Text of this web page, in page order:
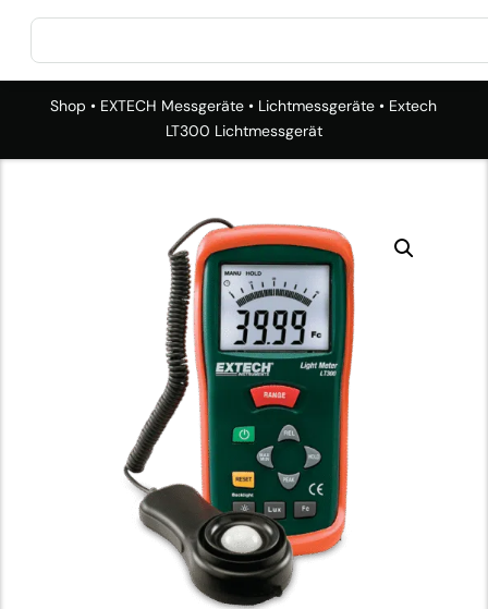
Shop • EXTECH Messgeräte • Lichtmessgeräte • Extech
LT300 Lichtmessgerät